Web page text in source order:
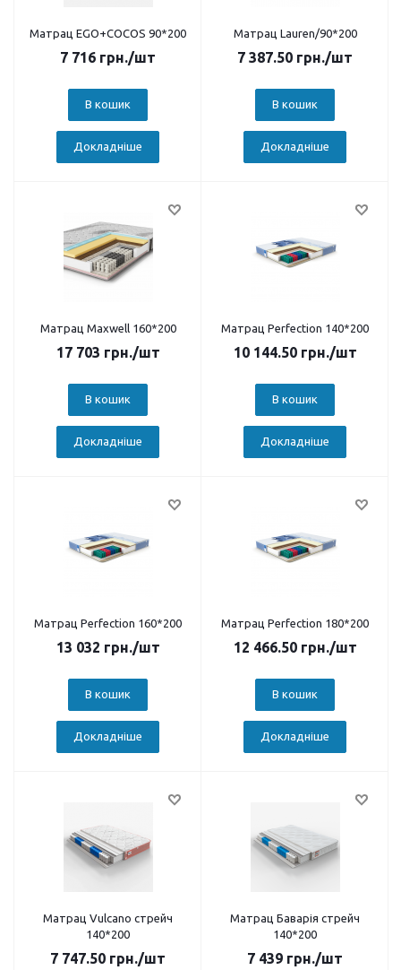
Матрац EGO+COCOS 90*200
7 716 грн./шт
В кошик
Докладніше
Матрац Lauren/90*200
7 387.50 грн./шт
В кошик
Докладніше
Матрац Maxwell 160*200
17 703 грн./шт
В кошик
Докладніше
Матрац Perfection 140*200
10 144.50грн./шт
В кошик
Докладніше
Матрац Perfection 160*200
13 032 грн./шт
В кошик
Докладніше
Матрац Perfection 180*200
12 466.50грн./шт
В кошик
Докладніше
Матрац Vulcano стрейч
140*200
7 747.50 грн./шт
Матрац Баварія стрейч
140*200
7 439 грн./шт